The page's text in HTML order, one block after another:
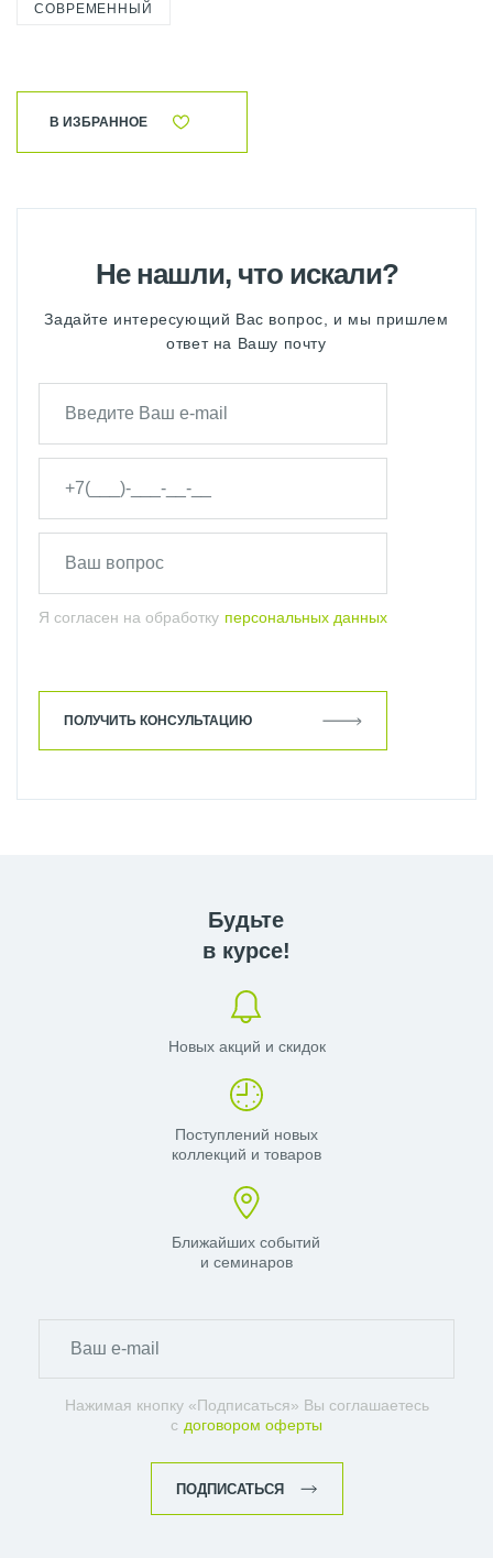
СОВРЕМЕННЫЙ
В ИЗБРАННОЕ
Не нашли, что искали?
Задайте интересующий Вас вопрос, и мы пришлем
ответ на Вашу почту
Я согласен на обработку персональных данных
ПОЛУЧИТЬ КОНСУЛЬТАЦИЮ
Будьте
в курсе!
Новых акций и скидок
Поступлений новых
коллекций и товаров
Ближайших событий
и семинаров
Нажимая кнопку «Подписаться» Вы соглашаетесь
с договором оферты
ПОДПИСАТЬСЯ